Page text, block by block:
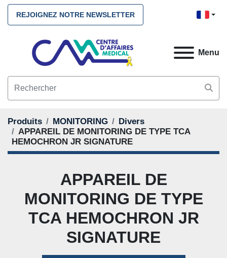
REJOIGNEZ NOTRE NEWSLETTER
Menu
Produits MONITORING
Divers
APPAREIL DE MONITORING DE TYPE TCA
HEMOCHRON JR SIGNATURE
APPAREIL DE
MONITORING DE TYPE
TCA HEMOCHRON JR
SIGNATURE